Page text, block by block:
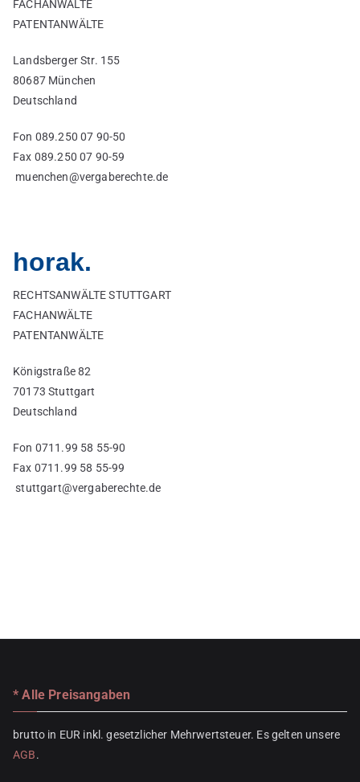
FACHANWÄLTE
PATENTANWÄLTE
Landsberger Str. 155
80687 München
Deutschland
Fon 089.250 07 90-50
Fax 089.250 07 90-59
muenchen@vergaberechte.de
horak.
RECHTSANWÄLTE STUTTGART
FACHANWÄLTE
PATENTANWÄLTE
Königstraße 82
70173 Stuttgart
Deutschland
Fon 0711.99 58 55-90
Fax 0711.99 58 55-99
stuttgart@vergaberechte.de
* Alle Preisangaben
brutto in EUR inkl. gesetzlicher Mehrwertsteuer. Es gelten unsere
AGB.